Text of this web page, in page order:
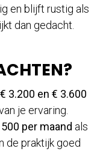
en blijft rustig als
dan gedacht.
€ 3.200 en € 3.600
je ervaring.
per maand als
de praktijk goed